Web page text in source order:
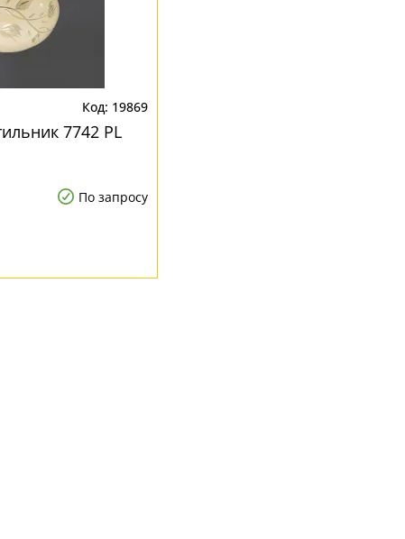
19869
7742 PL
По запросу